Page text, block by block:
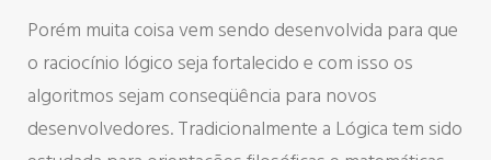
Porém muita coisa vem sendo desenvolvida para que
o raciocínio lógico seja fortalecido e com isso os
algoritmos sejam conseqüência para novos
desenvolvedores. Tradicionalmente a Lógica tem sido